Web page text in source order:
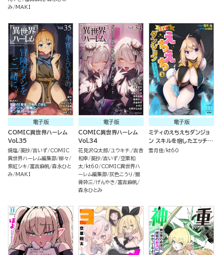
み
MAKI
電子版
COMIC異世界ハーレム
Vol.35
焼塩 葵抄 吉いず COMIC
異世界ハーレム編集部 柳々
紫紅シキ
富吉麻帆 森永ひと
み
MAKI
電子版
COMIC異世界ハーレム
Vol.34
花見沢Q太郎 ユウキチ. 吉舎
和幸 葵抄 吉いず 空栗和
太
kt60
COMIC異世界ハ
ーレム編集部 灰色こうり
掘
骨砕三
げんやき
富吉麻帆
森永ひとみ
電子版
ミティのえちえちダンジョ
ン スキルを宿したエッチな
衣装で異世界迷宮を攻略せ
雪月佳 kt60